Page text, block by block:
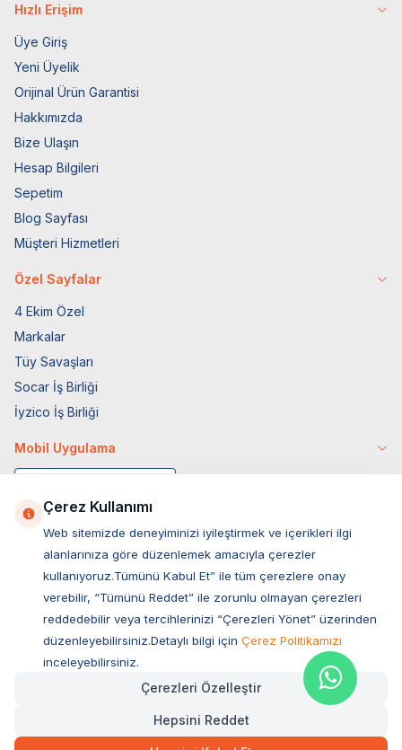
446,00TL Hızlı Teslimat
Hızlı Erişim
Üye Giriş
Yeni Üyelik
Orijinal Ürün Garantisi
Hakkımızda
Bize Ulaşın
Hesap Bilgileri
Sepetim
Blog Sayfası
Müşteri Hizmetleri
Özel Sayfalar
4 Ekim Özel
Markalar
Tüy Savaşları
Socar İş Birliği
İyzico İş Birliği
Mobil Uygulama
Müşteri Hizmetleri
Sıkça Sorulan Sorular
Ovacık Mah. Hacıoğlu Sok. No:13 Başiskele / KOCAELİ
Çerez Kullanımı
Web sitemizde deneyiminizi iyileştirmek ve içerikleri ilgi
alanlarınıza göre düzenlemek amacıyla çerezler
kullanıyoruz.Tümünü Kabul Et” ile tüm çerezlere onay
verebilir, “Tümünü Reddet” ile zorunlu olmayan çerezleri
reddedebilir veya tercihlerinizi “Çerezleri Yönet” üzerinden
düzenleyebilirsiniz.Detaylı bilgi için Çerez Politikamızı
inceleyebilirsiniz.
Çerezleri Özelleştir
Hepsini Reddet